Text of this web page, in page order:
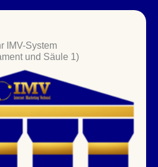
IMV-System
und Säule 1)